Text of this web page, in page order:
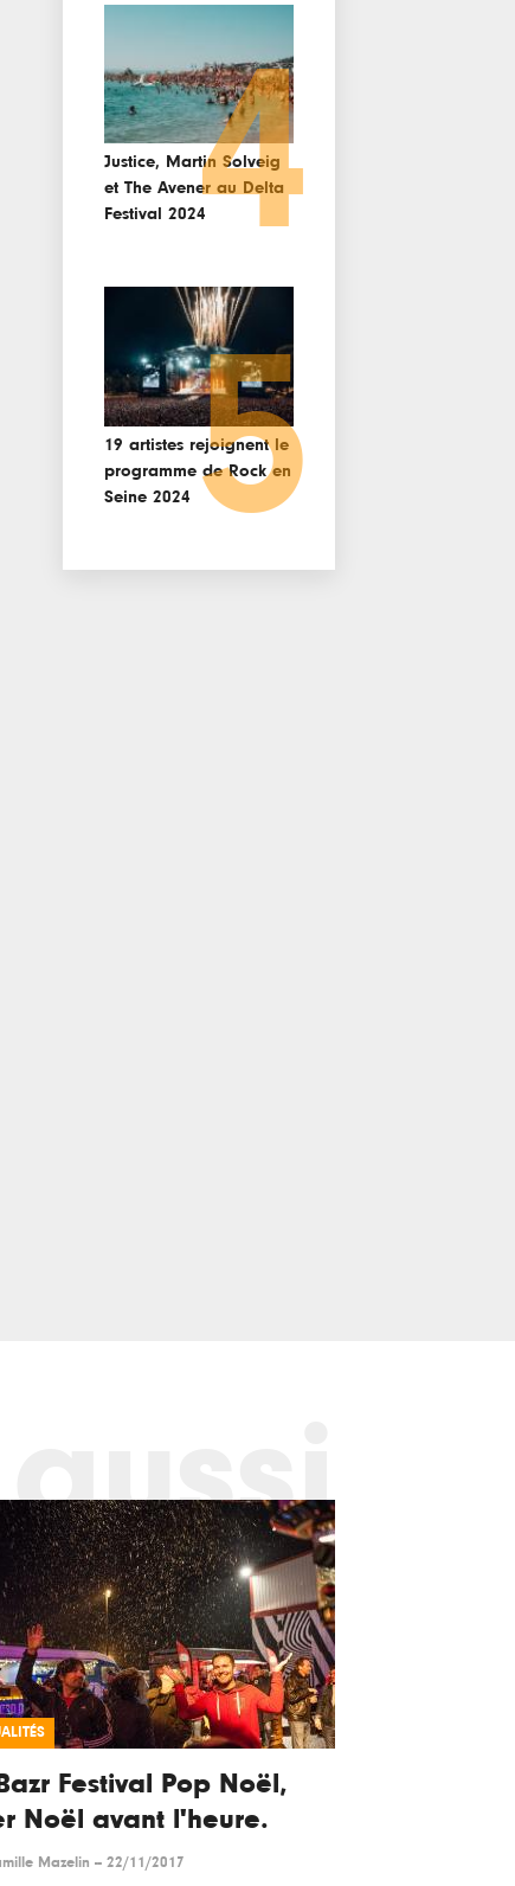
Justice, Martin Solveig
et The Avener au Delta
Festival 20244
19 artistes rejoignent le
programme de Rock en
Seine 2024 5
aussi
Festival Pop Noël,
Noël avant l'heure.
Mazelin -- 22/11/2017